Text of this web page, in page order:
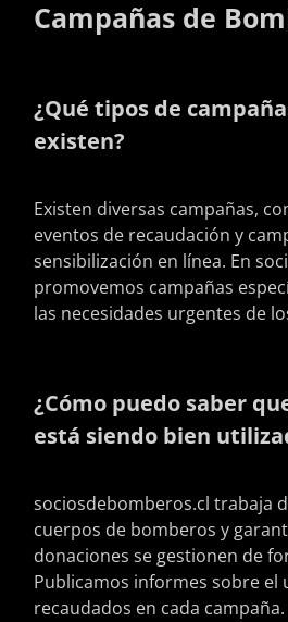
Campañas de
¿Qué tipos de
existen?
Existen diversas campañas,
eventos de recaudación y
sensibilización en línea. En
promovemos campañas
las necesidades urgentes de
¿Cómo puedo saber
está siendo bien
sociosdebomberos.cl trabaja
cuerpos de bomberos y
donaciones se gestionen de
Publicamos informes sobre el
recaudados en cada campaña.